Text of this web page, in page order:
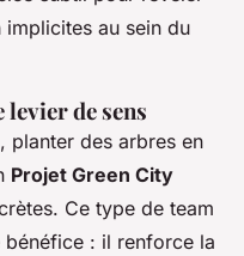
au sein du
levier de sens
planter des arbres en
Projet Green City
Ce type de team
bénéfice : il renforce la